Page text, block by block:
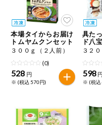
先着限定から探す
人気カテゴリ
食品から探す
家庭用品から探す
冷凍食品
ミールキット
など
麺類
レトルト・缶
アレルゲン情報
特定原材料と特定原材料
を検索できます。
小麦
本場タイからお届け
トムヤムクンセット
３００ｇ（２人前）
(0)
528 円
※ (税込 570円)
具た
ド八
プ味）
598 円
※ (税込